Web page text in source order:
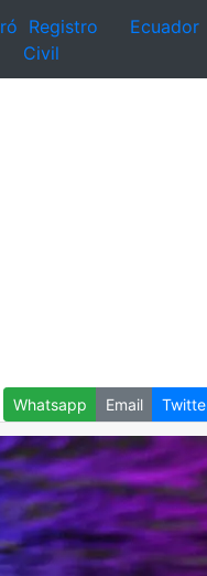
Registro
Civil
Ecuador
Whatsapp Email